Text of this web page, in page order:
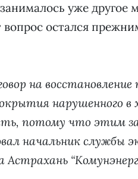
уже другое
остался
на восстановление
нарушенного в
потому что этим
начальник службы